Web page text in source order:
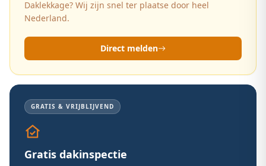
Daklekkage? Wij zijn snel ter plaatse door heel
Nederland.
Direct melden
GRATIS & VRIJBLIJVEND
Gratis dakinspectie